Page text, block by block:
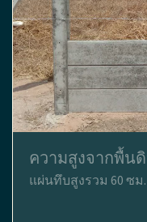
ความสูงจากพื้น
แผ่นทึบสูงรวม 60 ซม.